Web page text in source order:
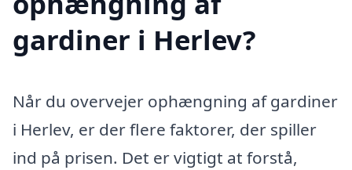
gardiner i Herlev?
Når du overvejer ophængning af gardiner
i Herlev, er der flere faktorer, der spiller
ind på prisen. Det er vigtigt at forstå,